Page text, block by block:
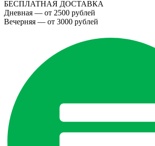
БЕСПЛАТНАЯ ДОСТАВКА
Дневная — от 2500 рублей
Вечерняя — от 3000 рублей